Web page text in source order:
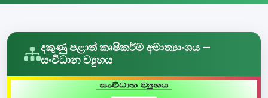
දකුණු පළාත් කෘෂිකර්ම අමාත්‍යාංශය —
සංවිධාන ව්‍යුහය